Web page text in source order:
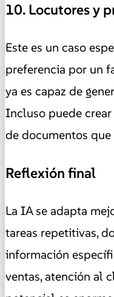
10. Locutores y
Este es un caso
preferencia por un
ya es capaz de
Incluso puede
de documentos
Reflexión final
La IA se adapta
tareas repetitivas,
información
ventas, atención al